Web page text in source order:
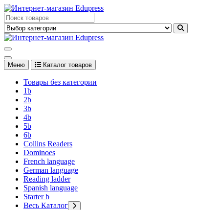
Перейти
к
содержимому
Edupress Uzbekistan, Edupress Узбекистан, книги, учебники на
английском языке
английском языке
Меню Каталог товаров
Товары без категории
1b
2b
3b
4b
5b
6b
Collins Readers
Dominoes
French language
German language
Reading ladder
Spanish language
Starter b
Весь Каталог